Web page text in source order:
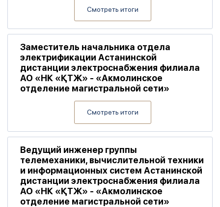
Смотреть итоги
Заместитель начальника отдела
электрификации Астанинской
дистанции электроснабжения филиала
АО «НК «ҚТЖ» - «Акмолинское
отделение магистральной сети»
Смотреть итоги
Ведущий инженер группы
телемеханики, вычислительной техники
и информационных систем Астанинской
дистанции электроснабжения филиала
АО «НК «ҚТЖ» - «Акмолинское
отделение магистральной сети»